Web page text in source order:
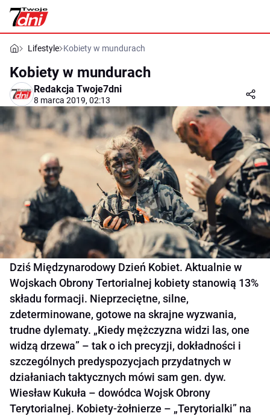
Lifestyle Kobiety w mundurach
Kobiety w mundurach
Redakcja Twoje7dni
8 marca 2019, 02:13
Dziś Międzynarodowy Dzień Kobiet. Aktualnie w
Wojskach Obrony Tertorialnej kobiety stanowią 13%
składu formacji. Nieprzeciętne, silne,
zdeterminowane, gotowe na skrajne wyzwania,
trudne dylematy. „Kiedy mężczyzna widzi las, one
widzą drzewa” – tak o ich precyzji, dokładności i
szczególnych predyspozycjach przydatnych w
działaniach taktycznych mówi sam gen. dyw.
Wiesław Kukuła – dowódca Wojsk Obrony
Terytorialnej. Kobiety-żołnierze – „Terytorialki” na